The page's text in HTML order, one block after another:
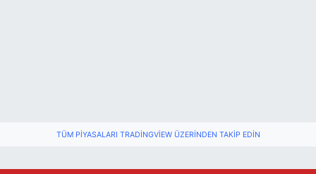
TÜM PIYASALARI TRADINGVIEW ÜZERINDEN TAKIP EDIN